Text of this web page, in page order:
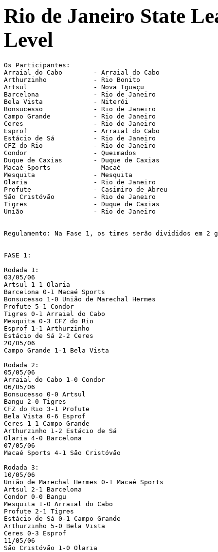
Rio de Janeiro State
Level
Os Participantes:
Arraial do Cabo        - Arraial do Cabo
Arthurzinho            - Rio Bonito
Artsul                 - Nova Iguaçu
Barcelona              - Rio de Janeiro
Bela Vista             - Niterói
Bonsucesso             - Rio de Janeiro
Campo Grande           - Rio de Janeiro
Ceres                  - Rio de Janeiro
Esprof                 - Arraial do Cabo
Estácio de Sá          - Rio de Janeiro
CFZ do Rio             - Rio de Janeiro
Condor                 - Queimados
Duque de Caxias        - Duque de Caxias
Macaé Sports           - Macaé
Mesquita               - Mesquita
Olaria                 - Rio de Janeiro
Profute                - Casimiro de Abreu
São Cristóvão          - Rio de Janeiro
Tigres                 - Duque de Caxias
União                  - Rio de Janeiro
Regulamento: Na Fase 1, os times serão divididos em
FASE 1:
Rodada 1:
03/05/06
Artsul 1-1 Olaria
Barcelona 0-1 Macaé Sports
Bonsucesso 1-0 União de Marechal Hermes
Profute 5-1 Condor
Tigres 0-1 Arraial do Cabo
Mesquita 0-3 CFZ do Rio
Esprof 1-1 Arthurzinho
Estácio de Sá 2-2 Ceres
20/05/06
Campo Grande 1-1 Bela Vista
Rodada 2:
05/05/06
Arraial do Cabo 1-0 Condor
06/05/06
Bonsucesso 0-0 Artsul
Bangu 2-0 Tigres
CFZ do Rio 3-1 Profute
Bela Vista 0-6 Esprof
Ceres 1-1 Campo Grande
Arthurzinho 1-2 Estácio de Sá
Olaria 4-0 Barcelona
07/05/06
Macaé Sports 4-1 São Cristóvão
Rodada 3:
10/05/06
União de Marechal Hermes 0-1 Macaé Sports
Artsul 2-1 Barcelona
Condor 0-0 Bangu
Mesquita 1-0 Arraial do Cabo
Profute 2-1 Tigres
Estácio de Sá 0-1 Campo Grande
Arthurzinho 5-0 Bela Vista
Ceres 0-3 Esprof
11/05/06
São Cristóvão 1-0 Olaria